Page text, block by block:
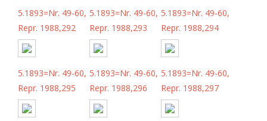
5.1893=Nr. 49-60,
Repr. 1988,292
5.1893=Nr. 49-60,
Repr. 1988,293
5.1893=Nr. 49-60,
Repr. 1988,294
5.1893=Nr. 49-60,
Repr. 1988,295
5.1893=Nr. 49-60,
Repr. 1988,296
5.1893=Nr. 49-60,
Repr. 1988,297